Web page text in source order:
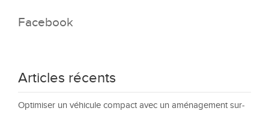
Facebook
Articles récents
Optimiser un véhicule compact avec un aménagement sur-